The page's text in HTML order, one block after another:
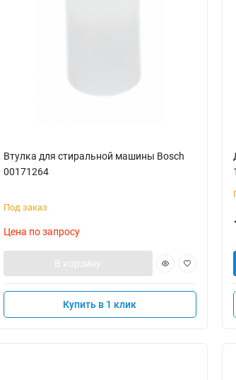
Втулка для стиральной машины Bosch
00171264
Под заказ
Цена по запросу
В корзину
Купить в 1 клик